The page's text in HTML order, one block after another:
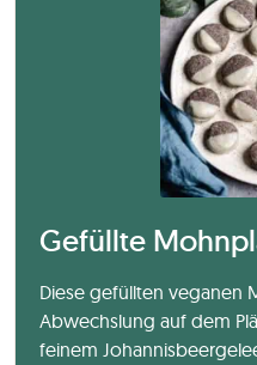
Gefüllte
Diese gefüllten veganen
Abwechslung auf dem
feinem